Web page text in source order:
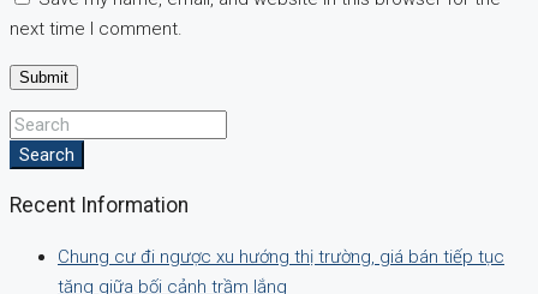
next time I comment.
Search
Recent Information
Chung cư đi ngược xu hướng thị trường, giá bán tiếp tục
tăng giữa bối cảnh trầm lắng